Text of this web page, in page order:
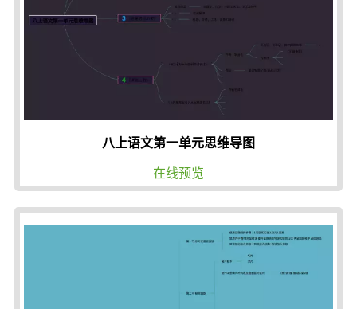
八上语文第一单元思维导图
在线预览